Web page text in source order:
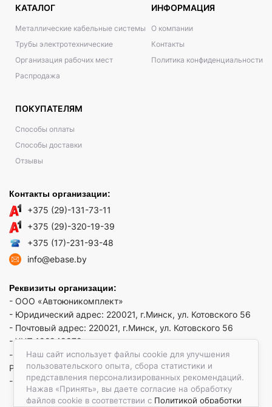
Наш сайт использует файлы cookie для улучшения
пользовательского опыта, сбора статистики и
представления персонализированных рекомендаций.
Нажав «Принять», вы даете согласие на обработку
файлов cookie в соответствии с Политикой обработки
КАТАЛОГ
Металлические кабельные системы
Трубы электротехнические
Организация рабочих мест
Распродажа
ИНФОРМАЦИЯ
О компании
Контакты
Политика конфиденциальности
ПОКУПАТЕЛЯМ
Способы оплаты
Способы доставки
Отзывы
Контакты организации:
+375 (29)-131-73-11
+375 (29)-320-19-39
+375 (17)-231-93-48
info@ebase.by
Реквизиты организации:
- ООО «Автоюникомплект»
- Юридический адрес: 220021, г.Минск, ул. Котовского 56
- Почтовый адрес: 220021, г.Минск, ул. Котовского 56
- УНП 192949879
- р/сч BY52 REDJ 3012 1009 3553 3010 0933 в ЗАО "Банк
РРБ"
- Код банка: REDJBY22